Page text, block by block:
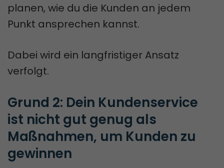
planen, wie du die Kunden an jedem
Punkt ansprechen kannst.
Dabei wird ein langfristiger Ansatz
verfolgt.
Grund 2: Dein Kundenservice
ist nicht gut genug als
Maßnahmen, um Kunden zu
gewinnen